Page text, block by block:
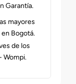
Garantía.
mayores
Bogotá.
de los
Wompi.